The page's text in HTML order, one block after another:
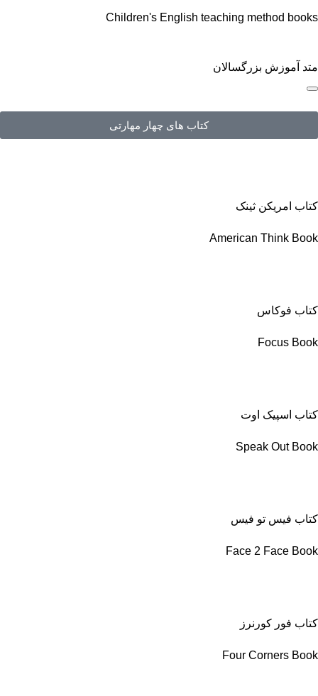
Children's English teaching method books
متد آموزش بزرگسالان
کتاب های چهار مهارتی
کتاب امریکن ثینک
American Think Book
کتاب فوکاس
Focus Book
کتاب اسپیک اوت
Speak Out Book
کتاب فیس تو فیس
Face 2 Face Book
کتاب فور کورنرز
Four Corners Book